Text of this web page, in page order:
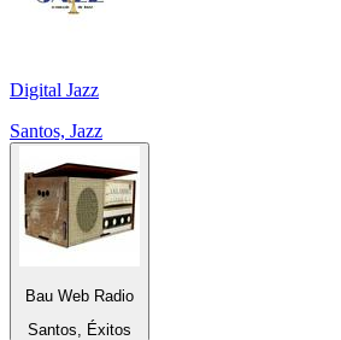
Digital Jazz
Santos, Jazz
Bau Web Radio
Santos, Éxitos